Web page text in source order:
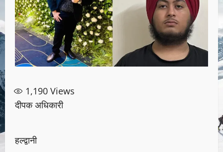
1,190 Views
दीपक अधिकारी
हल्द्वानी